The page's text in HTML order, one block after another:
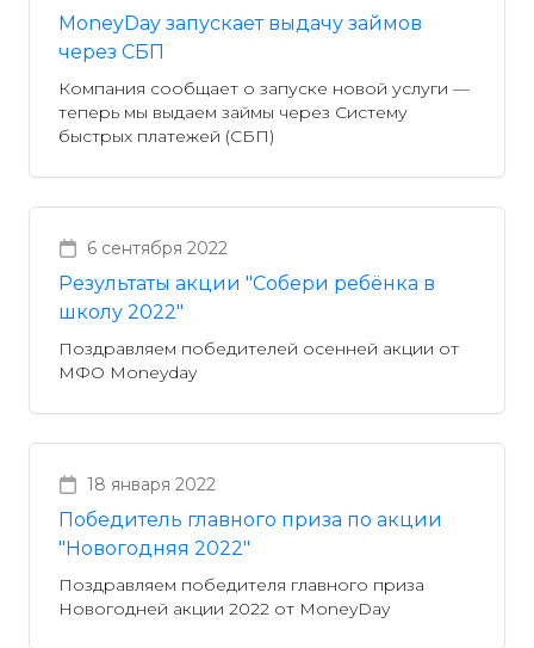
MoneyDay запускает выдачу займов
через СБП
Компания сообщает о запуске новой услуги —
теперь мы выдаем займы через Систему
быстрых платежей (СБП)
6 сентября 2022
Результаты акции "Собери ребёнка в
школу 2022"
Поздравляем победителей осенней акции от
МФО Moneyday
18 января 2022
Победитель главного приза по акции
"Новогодняя 2022"
Поздравляем победителя главного приза
Новогодней акции 2022 от MoneyDay